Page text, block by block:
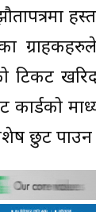
टिकट
कार्डको
छुट